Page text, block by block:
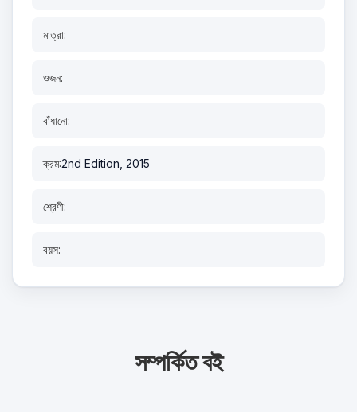
মাত্রা:
ওজন:
বাঁধানো:
ক্রম:2nd Edition, 2015
শ্রেণী:
বয়স:
সম্পর্কিত বই